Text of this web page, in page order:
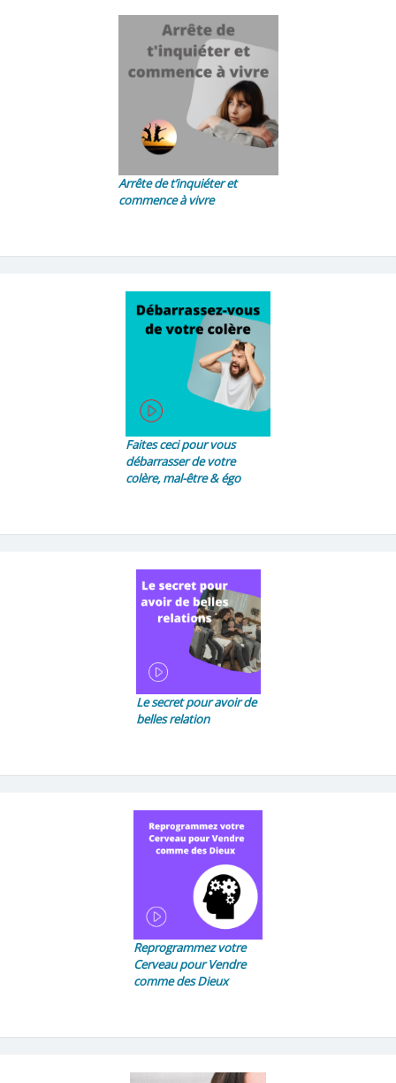
Arrête de t’inquiéter et
commence à vivre
Faites ceci pour vous
débarrasser de votre
colère, mal-être & égo
Le secret pour avoir de
belles relation
Reprogrammez votre
Cerveau pour Vendre
comme des Dieux